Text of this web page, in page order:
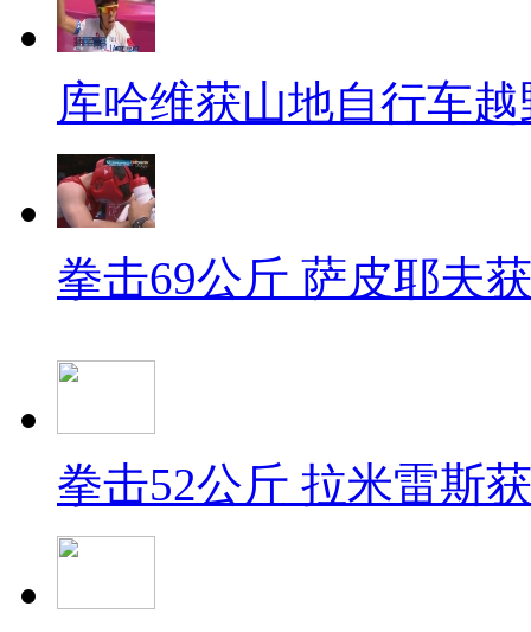
库哈维获山地自行车
拳击69公斤 萨皮耶夫
拳击52公斤 拉米雷斯